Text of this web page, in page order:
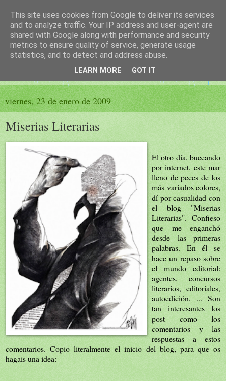
El sueño de las palabras
PÁGINA LITERARIA DE FELISA MORENO
viernes, 23 de enero de 2009
Miserias Literarias
El otro día, buceando
por internet, este mar
lleno de peces de los
más variados colores,
dí por casualidad con
el blog "Miserias
Literarias". Confieso
que me enganchó
desde las primeras
palabras. En él se
hace un repaso sobre
el mundo editorial:
agentes, concursos
literarios, editoriales,
autoedición, ... Son
tan interesantes los
post como los
comentarios y las
respuestas a estos
comentarios. Copio literalmente el inicio del blog, para que os
hagais una idea:
This site uses cookies from Google to deliver its services
and to analyze traffic. Your IP address and user-agent are
shared with Google along with performance and security
metrics to ensure quality of service, generate usage
statistics, and to detect and address abuse.
LEARN MORE GOT IT